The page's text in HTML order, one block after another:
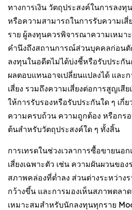
ทางการเงิน วัตถุประสงค์ในการลงทุ
หรือความสามารถในการรับความเสี่
ราย ผู้ลงทุนควรพิจารณาความเหมา
คำนึงถึงสถานการณ์ส่วนบุคคลก่อนตั
ลงทุนในอดีตไม่ได้บ่งชี้หรือรับประกั
ผลตอบแทนอาจเปลี่ยนแปลงได้ และ
เสี่ยง รวมถึงความเสี่ยงต่อการสูญเสี
ให้การรับรองหรือรับประกันใด ๆ เกี่
ความครบถ้วน ความถูกต้อง หรือกรอ
ต้นสำหรับวัตถุประสงค์ใด ๆ ทั้งสิ้น
การเทรดในช่วงเวลาการซื้อขายนอ
เสี่ยงเฉพาะตัว เช่น ความผันผวนขอ
สภาพคล่องที่ต่ำลง ส่วนต่างระหว่าง
กว้างขึ้น และการมองเห็นสภาพตลา
เหมาะสมสำหรับนักลงทุนทุกราย